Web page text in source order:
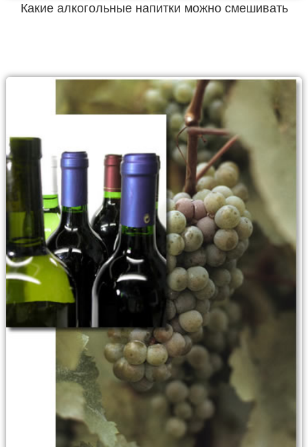
Какие алкогольные напитки можно смешивать